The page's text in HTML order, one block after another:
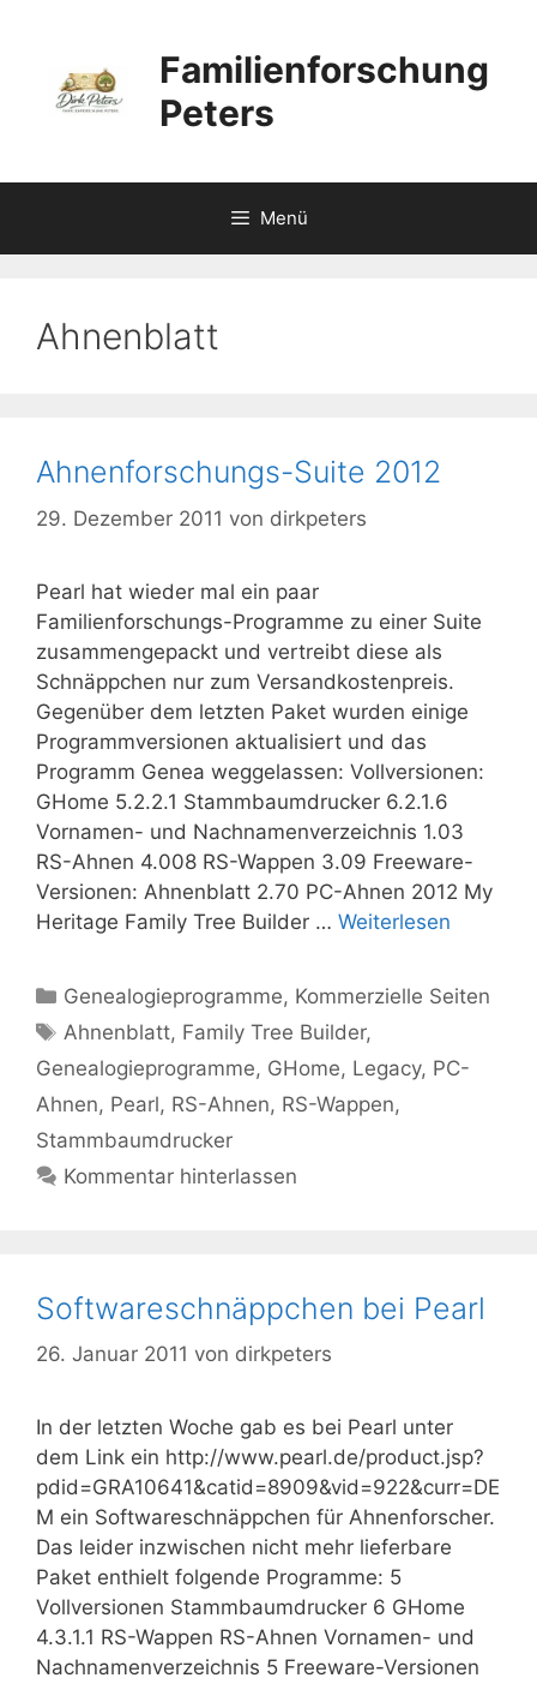
springen
Familienforschung
Peters
Menü
Ahnenblatt
Ahnenforschungs-Suite 2012
29. Dezember 2011 von dirkpeters
Pearl hat wieder mal ein paar
Familienforschungs-Programme zu einer Suite
zusammengepackt und vertreibt diese als
Schnäppchen nur zum Versandkostenpreis.
Gegenüber dem letzten Paket wurden einige
Programmversionen aktualisiert und das
Programm Genea weggelassen: Vollversionen:
GHome 5.2.2.1 Stammbaumdrucker 6.2.1.6
Vornamen- und Nachnamenverzeichnis 1.03
RS-Ahnen 4.008 RS-Wappen 3.09 Freeware-
Versionen: Ahnenblatt 2.70 PC-Ahnen 2012 My
Heritage Family Tree Builder … Weiterlesen
Kategorien
Genealogieprogramme, Kommerzielle Seiten
Schlagwörter
Ahnenblatt, Family Tree Builder,
Genealogieprogramme, GHome, Legacy, PC-
Ahnen, Pearl, RS-Ahnen, RS-Wappen,
Stammbaumdrucker
Kommentar hinterlassen
Softwareschnäppchen bei Pearl
26. Januar 2011 von dirkpeters
In der letzten Woche gab es bei Pearl unter
dem Link ein http://www.pearl.de/product.jsp?
pdid=GRA10641&catid=8909&vid=922&curr=DE
M ein Softwareschnäppchen für Ahnenforscher.
Das leider inzwischen nicht mehr lieferbare
Paket enthielt folgende Programme: 5
Vollversionen Stammbaumdrucker 6 GHome
4.3.1.1 RS-Wappen RS-Ahnen Vornamen- und
Nachnamenverzeichnis 5 Freeware-Versionen